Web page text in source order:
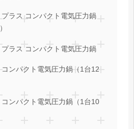
ラス コンパクト電気圧力鍋
ラス コンパクト電気圧力鍋
ンパクト電気圧力鍋（1台12
ンパクト電気圧力鍋（1台10